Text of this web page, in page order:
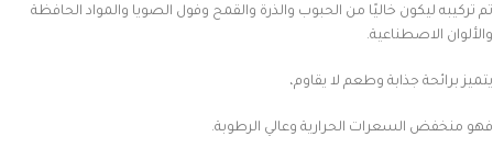
تم تركيبه ليكون خاليًا من الحبوب والذرة والقمح وفول الصويا والمواد الحافظة
والألوان الاصطناعية.
يتميز برائحة جذابة وطعم لا يقاوم،
فهو منخفض السعرات الحرارية وعالي الرطوبة.